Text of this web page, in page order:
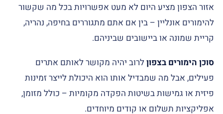
אזור הצפון מציע היום לא מעט אפשרויות בכל מה שקשור
להימורים אונליין – בין אם אתם מתגוררים בחיפה, נהריה,
קריית שמונה או ביישובים שביניהם.
סוכן הימורים בצפון לרוב יהיה מקושר לאותם אתרים
פעילים, אבל מה שמבדיל אותו הוא היכולת לייצר זמינות
פיזית או גמישות בשיטות הפקדה מקומיות – כולל מזומן,
אפליקציות תשלום או קודים מיוחדים.